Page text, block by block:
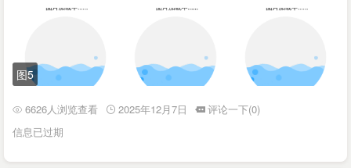
图5
6626人浏览查看 2025年12月7日
评论一下(0)
信息已过期